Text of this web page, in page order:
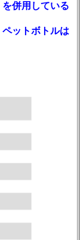
併用している
ットボトルは